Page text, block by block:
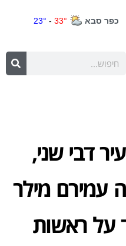
דבי שני,
עמירם מילר
על ראשות